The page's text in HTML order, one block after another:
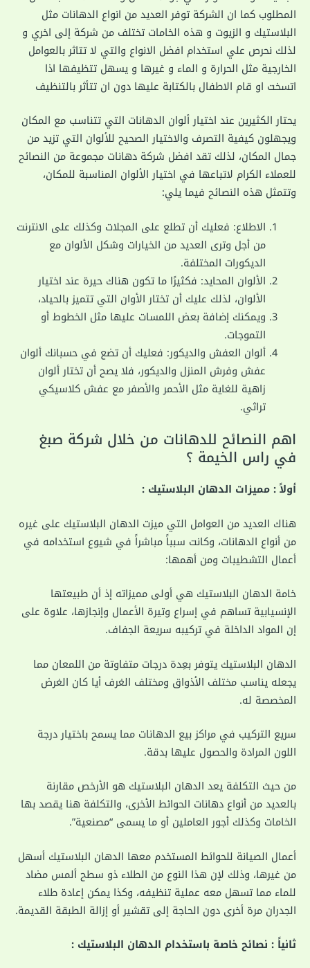
المطلوب كما ان الشركة توفر العديد من انواع الدهانات مثل
البلاستيك و الزيوت و هذه الخامات تختلف من شركة إلى اخري و
لذلك نحرص علي استخدام افضل الانواع والتي لا تتاثر بالعوامل
الخارجية مثل الحرارة و الماء و غيرها و يسهل تتظيفها اذا
اتسخت او قام الاطفال بالكتابة عليها دون ان تتأثر بالتنظيف
يحتار الكثيرين عند اختيار ألوان الدهانات التي تتناسب مع المكان
ويجهلون كيفية التصرف والاختيار الصحيح للألوان التي تزيد من
جمال المكان، لذلك تقد افضل شركة دهانات مجموعة من النصائح
للعملاء الكرام لاتباعها في اختيار الألوان المناسبة للمكان،
وتتمثل هذه النصائح فيما يلي:
الاطلاع: فعليك أن تطلع على المجلات وكذلك على الانترنت
من أجل وترى العديد من الخيارات وشكل الألوان مع
الديكورات المختلفة.
الألوان المحايد: فكثيرًا ما تكون هناك حيرة عند اختيار
الألوان، لذلك عليك أن تختار الأوان التي تتميز بالحياد،
ويمكنك إضافة بعض اللمسات عليها مثل الخطوط أو
التموجات.
ألوان العفش والديكور: فعليك أن تضع في حسبانك ألوان
عفش وفرش المنزل والديكور، فلا يصح أن تختار ألوان
زاهية للغاية مثل الأحمر والأصفر مع عفش كلاسيكي
تراثي.
اهم النصائح للدهانات من خلال شركة صبغ
في راس الخيمة ؟
أولاً : مميزات الدهان البلاستيك :
هناك العديد من العوامل التي ميزت الدهان البلاستيك على غيره
من أنواع الدهانات، وكانت سبباً مباشراً في شيوع استخدامه في
أعمال التشطيبات ومن أهمها:
خامة الدهان البلاستيك هي أولى مميزاته إذ أن طبيعتها
الإنسيابية تساهم في إسراع وتيرة الأعمال وإنجازها، علاوة على
إن المواد الداخلة في تركيبه سريعة الجفاف.
الدهان البلاستيك يتوفر بعِدة درجات متفاوتة من اللمعان مما
يجعله يناسب مختلف الأذواق ومختلف الغرف أيا كان الغرض
المخصصة له.
سريع التركيب في مراكز بيع الدهانات مما يسمح باختيار درجة
اللون المرادة والحصول عليها بدقة.
من حيث التكلفة يعد الدهان البلاستيك هو الأرخص مقارنة
بالعديد من أنواع دهانات الحوائط الأخرى، والتكلفة هنا يقصد بها
الخامات وكذلك أجور العاملين أو ما يسمى “مصنعية”.
أعمال الصيانة للحوائط المستخدم معها الدهان البلاستيك أسهل
من غيرها، وذلك لإن هذا النوع من الطلاء ذو سطح ألمس مضاد
للماء مما تسهل معه عملية تنظيفه، وكذا يمكن إعادة طلاء
الجدران مرة أخرى دون الحاجة إلى تقشير أو إزالة الطبقة القديمة.
ثانياً : نصائح خاصة باستخدام الدهان البلاستيك :